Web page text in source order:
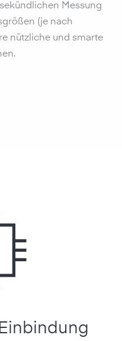
Messung
(je nach
nützliche und smarte